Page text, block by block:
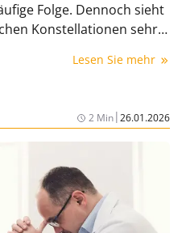
Folge. Dennoch sieht
Konstellationen sehr
Lesen Sie mehr
2 Min|26.01.2026